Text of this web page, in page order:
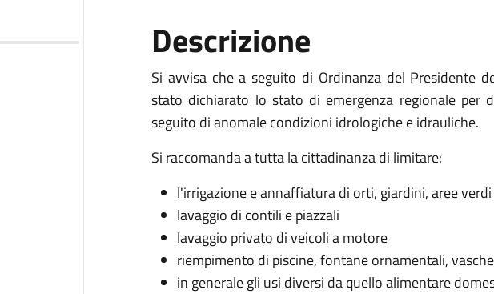
Descrizione
Si avvisa che a seguito di Ordinanza del Presidente
stato dichiarato lo stato di emergenza regionale
seguito di anomale condizioni idrologiche e idrauliche.
Si raccomanda a tutta la cittadinanza di limitare:
l'irrigazione e annaffiatura di orti, giardini, aree
lavaggio di contili e piazzali
lavaggio privato di veicoli a motore
riempimento di piscine, fontane ornamentali,
in generale gli usi diversi da quello alimentare